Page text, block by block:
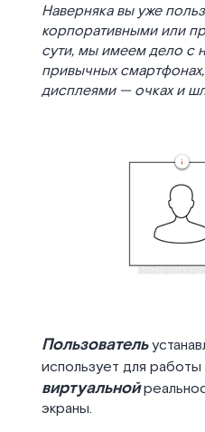
Наверняка вы уже
корпоративными или
сути, мы имеем дело с
привычных
дисплеями — очках и
Пользователь
использует для
виртуальной
экраны.